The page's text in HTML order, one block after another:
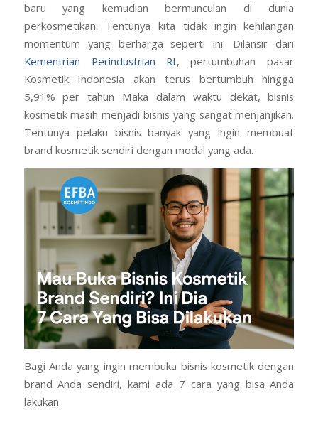
baru yang kemudian bermunculan di dunia
perkosmetikan. Tentunya kita tidak ingin kehilangan
momentum yang berharga seperti ini. Dilansir dari
Kementrian Perindustrian RI , pertumbuhan pasar
Kosmetik Indonesia akan terus bertumbuh hingga
5,91% per tahun Maka dalam waktu dekat, bisnis
kosmetik masih menjadi bisnis yang sangat menjanjikan.
Tentunya pelaku bisnis banyak yang ingin membuat
brand kosmetik sendiri dengan modal yang ada.
Bagi Anda yang ingin membuka bisnis kosmetik dengan
brand Anda sendiri, kami ada 7 cara yang bisa Anda
lakukan.